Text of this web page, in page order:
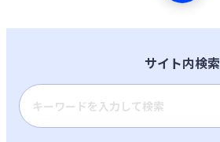
サイト内検索
検索キーワード入力